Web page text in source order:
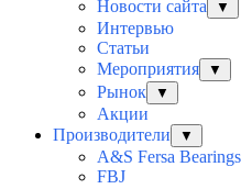
Новости сайта ▼
Интервью
Статьи
Мероприятия
▼
Рынок ▼
Акции
Производители
▼
A&S Fersa Bearings
FBJ